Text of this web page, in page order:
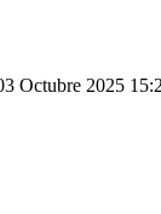
Octubre 2025